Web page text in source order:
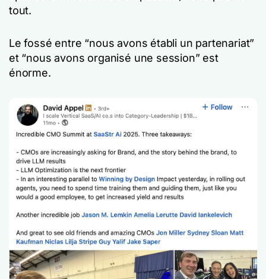
tout.
Le fossé entre “nous avons établi un partenariat”
et “nous avons organisé une session” est
énorme.